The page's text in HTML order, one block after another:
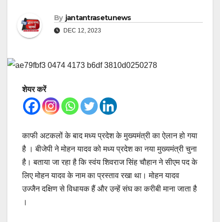
By jantantrasetunews
DEC 12, 2023
शेयर करें
काफी अटकलों के बाद मध्य प्रदेश के मुख्यमंत्री का ऐलान हो गया
है । बीजेपी ने मोहन यादव को मध्य प्रदेश का नया मुख्यमंत्री चुना
है। बताया जा रहा है कि स्वंय शिवराज सिंह चौहान ने सीएम पद के
लिए मोहन यादव के नाम का प्रस्ताव रखा था। मोहन यादव
उज्जैन दक्षिण से विधायक हैं और उन्हें संघ का करीबी माना जाता है
।